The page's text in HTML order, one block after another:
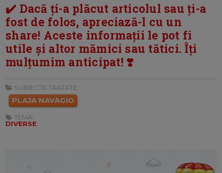
✔️ Dacă ți-a plăcut articolul sau ți-a
fost de folos, apreciază-l cu un
share! Aceste informații le pot fi
utile și altor mămici sau tătici. Îți
mulțumim anticipat! ❣️
SUBIECTE TRATATE:
PLAJA NAVAGIO
TEMA:
DIVERSE